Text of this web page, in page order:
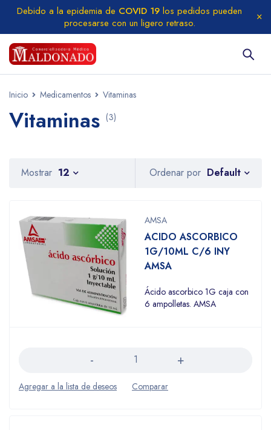
Debido a la epidemia de COVID 19 los pedidos pueden
procesarse con un ligero retraso.
Inicio Medicamentos Vitaminas
Vitaminas (3)
Ordenar por Default
Mostrar 12
AMSA
ACIDO ASCORBICO
1G/10ML C/6 INY
AMSA
Ácido ascorbico 1G caja con
6 ampolletas. AMSA